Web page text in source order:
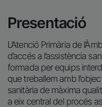
Presentació
L’Atenció Primària de
d’accés a l’assistència
formada per equips
que treballem amb
sanitària de màxima
a eix central del procés